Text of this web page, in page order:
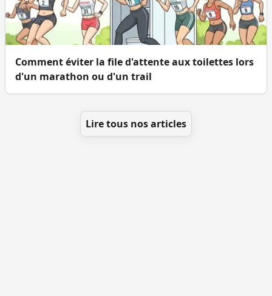
Comment éviter la file d'attente aux toilettes lors
d'un marathon ou d'un trail
Lire tous nos articles